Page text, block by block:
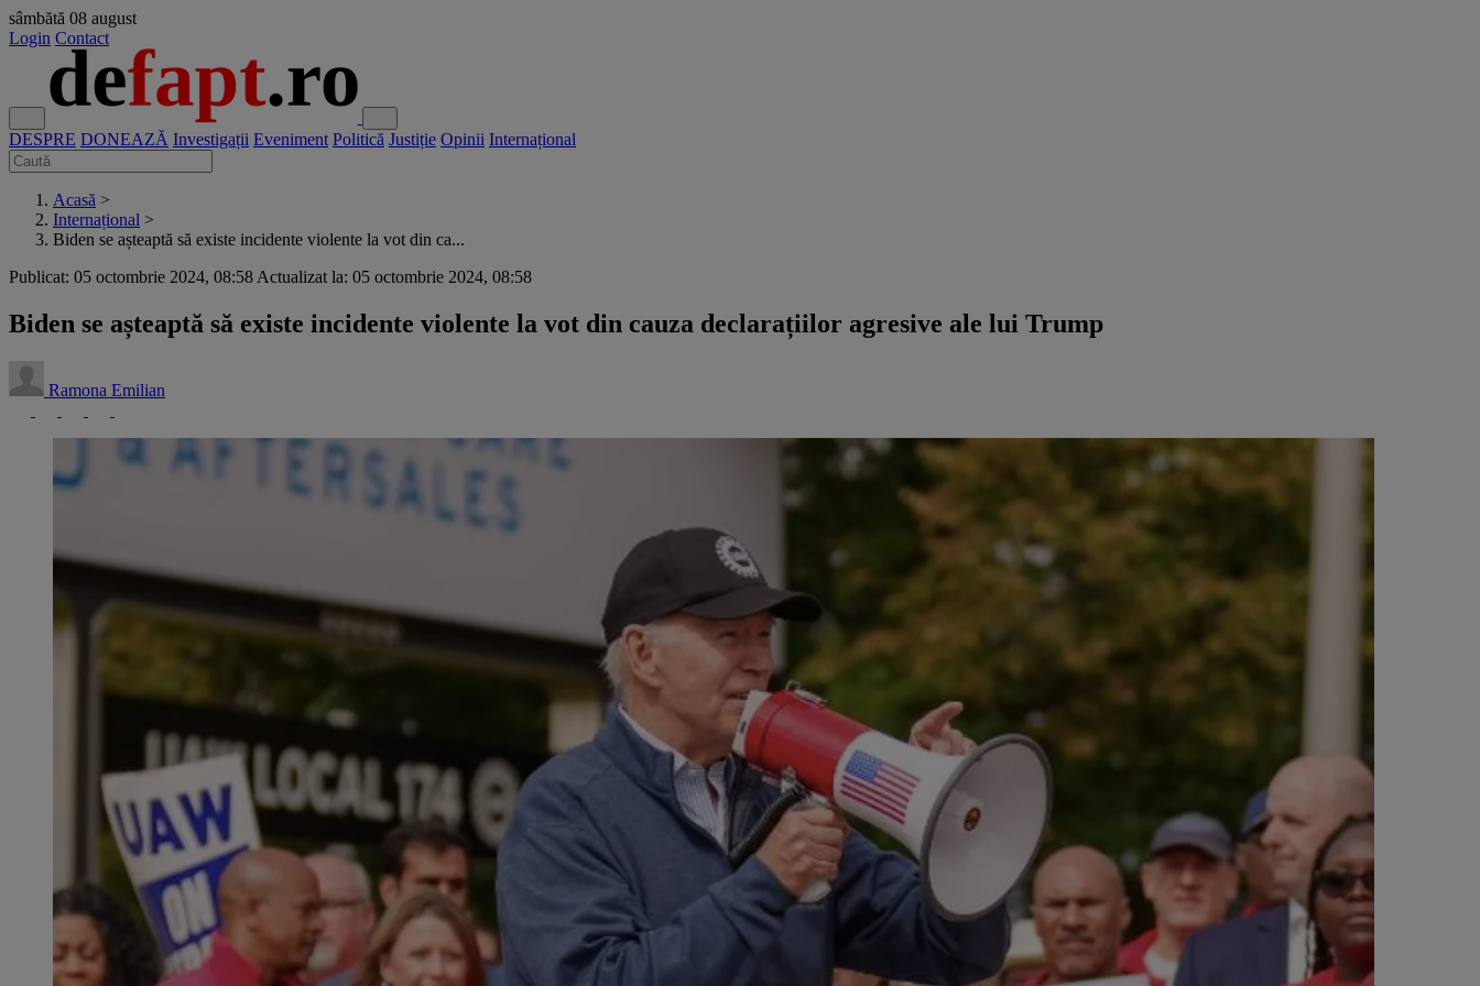
sâmbătă 08 august
Login Contact
DESPRE DONEAZĂ Investigații Eveniment Politică Justiție Opinii Internațional
Acasă >
Internațional >
Biden se așteaptă să existe incidente violente la vot din ca...
Publicat: 05 octombrie 2024, 08:58 Actualizat la: 05 octombrie 2024, 08:58
Biden se așteaptă să existe incidente violente la vot din cauza declarațiilor agresive ale lui Trump
Ramona Emilian